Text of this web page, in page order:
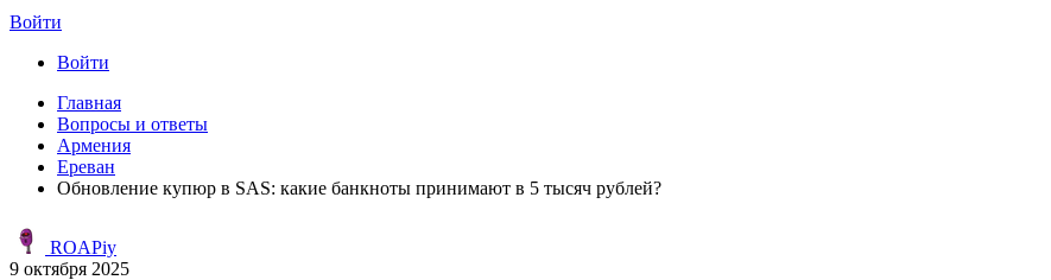
Войти
Войти
Главная
Вопросы и ответы
Армения
Ереван
Обновление купюр в SAS: какие банкноты принимают в 5 тысяч рублей?
ROAPiy
9 октября 2025